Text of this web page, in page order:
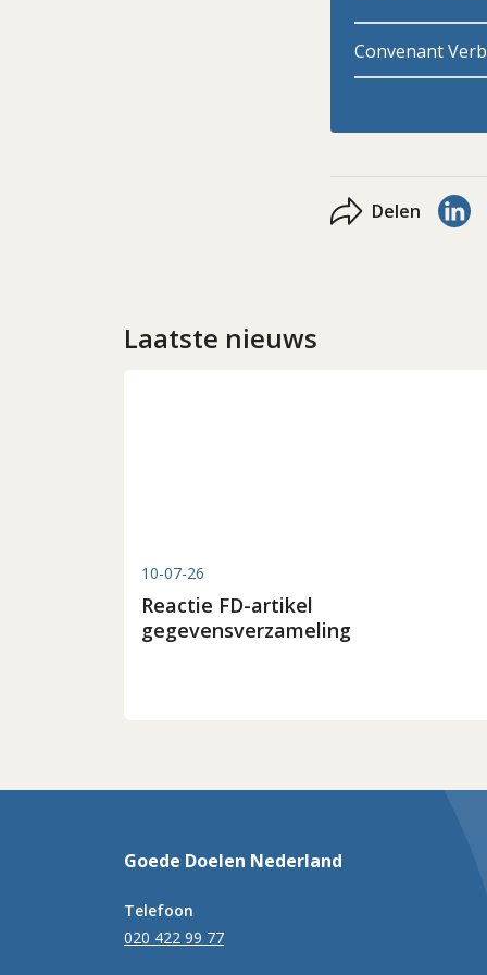
Convenant
Delen
Laatste nieuws
10-07-26
Reactie FD-artikel
gegevensverzameling
Goede Doelen Nederland
Telefoon
020 422 99 77